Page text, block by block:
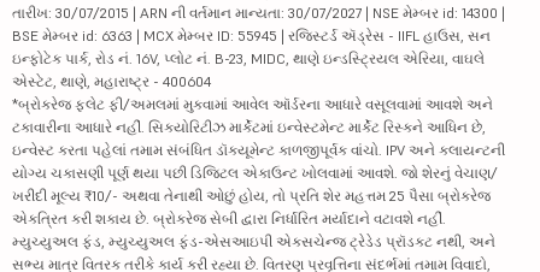
તારીખ: 30/07/2015 | ARN ની વર્તમાન માન્યતા: 30/07/2027 | NSE મેમ્બર id: 14300 |
BSE મેમ્બર id: 6363 | MCX મેમ્બર ID: 55945 | રજિસ્ટર્ડ ઍડ્રેસ - IIFL હાઉસ, સન
ઇન્ફોટેક પાર્ક, રોડ નં. 16V, પ્લોટ નં. B-23, MIDC, થાણે ઇન્ડસ્ટ્રિયલ એરિયા, વાઘલે
એસ્ટેટ, થાણે, મહારાષ્ટ્ર - 400604
*બ્રોકરેજ ફ્લેટ ફી/અમલમાં મુકવામાં આવેલ ઑર્ડરના આધારે વસૂલવામાં આવશે અને
ટકાવારીના આધારે નહીં. સિક્યોરિટીઝ માર્કેટમાં ઇન્વેસ્ટમેન્ટ માર્કેટ રિસ્કને આધિન છે,
ઇન્વેસ્ટ કરતા પહેલાં તમામ સંબંધિત ડૉક્યૂમેન્ટ કાળજીપૂર્વક વાંચો. IPV અને ક્લાયન્ટની
યોગ્ય ચકાસણી પૂર્ણ થયા પછી ડિજિટલ એકાઉન્ટ ખોલવામાં આવશે. જો શેરનું વેચાણ/
ખરીદી મૂલ્ય ₹10/- અથવા તેનાથી ઓછું હોય, તો પ્રતિ શેર મહત્તમ 25 પૈસા બ્રોકરેજ
એકત્રિત કરી શકાય છે. બ્રોકરેજ સેબી દ્વારા નિર્ધારિત મર્યાદાને વટાવશે નહીં.
મ્યુચ્યુઅલ ફંડ, મ્યુચ્યુઅલ ફંડ-એસઆઇપી એક્સચેન્જ ટ્રેડેડ પ્રૉડક્ટ નથી, અને
સભ્ય માત્ર વિતરક તરીકે કાર્ય કરી રહ્યા છે. વિતરણ પ્રવૃત્તિના સંદર્ભમાં તમામ વિવાદો,